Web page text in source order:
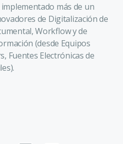
más de un
de Digitalización de
Workflow y de
(desde Equipos
Fuentes Electrónicas de